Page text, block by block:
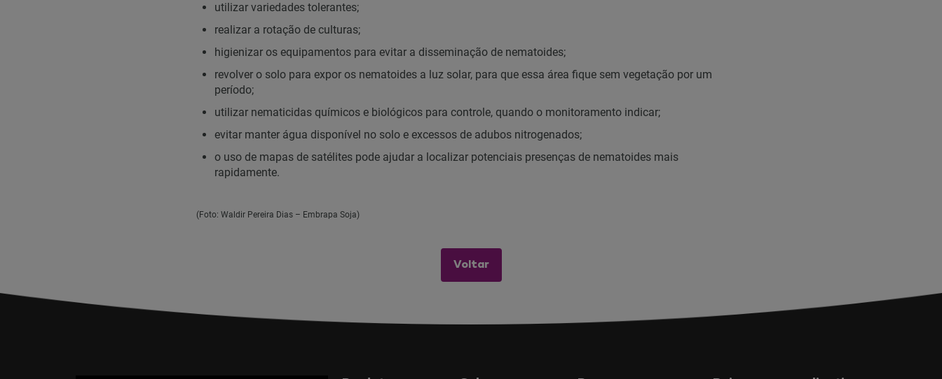
utilizar variedades tolerantes;
realizar a rotação de culturas;
higienizar os equipamentos para evitar a disseminação de nematoides;
revolver o solo para expor os nematoides a luz solar, para que essa área fique sem vegetação por um
período;
utilizar nematicidas químicos e biológicos para controle, quando o monitoramento indicar;
evitar manter água disponível no solo e excessos de adubos nitrogenados;
o uso de mapas de satélites pode ajudar a localizar potenciais presenças de nematoides mais
rapidamente.
(Foto: Waldir Pereira Dias – Embrapa Soja)
Voltar